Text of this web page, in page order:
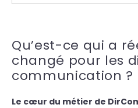
Qu’est-ce qui a
changé pour les
communication ?
Le cœur du métier de